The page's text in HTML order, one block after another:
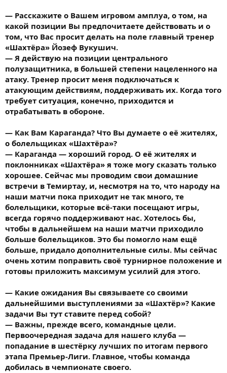
— Расскажите о Вашем игровом амплуа, о том, на
какой позиции Вы предпочитаете действовать и о
том, что Вас просит делать на поле главный тренер
«Шахтёра» Йозеф Вукушич.
— Я действую на позиции центрального
полузащитника, в большей степени нацеленного на
атаку. Тренер просит меня подключаться к
атакующим действиям, поддерживать их. Когда того
требует ситуация, конечно, приходится и
отрабатывать в обороне.
— Как Вам Караганда? Что Вы думаете о её жителях,
о болельщиках «Шахтёра»?
— Караганда — хороший город. О её жителях и
поклонниках «Шахтёра» я тоже могу сказать только
хорошее. Сейчас мы проводим свои домашние
встречи в Темиртау, и, несмотря на то, что народу на
наши матчи пока приходит не так много, те
болельщики, которые всё-таки посещают игры,
всегда горячо поддерживают нас. Хотелось бы,
чтобы в дальнейшем на наши матчи приходило
больше болельщиков. Это бы помогло нам ещё
больше, придало дополнительные силы. Мы сейчас
очень хотим поправить своё турнирное положение и
готовы приложить максимум усилий для этого.
— Какие ожидания Вы связываете со своими
дальнейшими выступлениями за «Шахтёр»? Какие
задачи Вы тут ставите перед собой?
— Важны, прежде всего, командные цели.
Первоочередная задача для нашего клуба —
попадание в шестёрку лучших по итогам первого
этапа Премьер-Лиги. Главное, чтобы команда
добилась в чемпионате своего.